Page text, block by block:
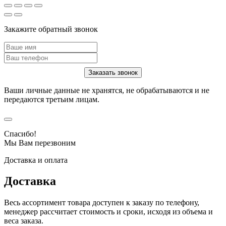
Закажите обратный звонок
Ваши личные данные не хранятся, не обрабатываются и не
передаются третьим лицам.
Спасибо!
Мы Вам перезвоним
Доставка и оплата
Доставка
Весь ассортимент товара доступен к заказу по телефону,
менеджер рассчитает стоимость и сроки, исходя из объема и
веса заказа.